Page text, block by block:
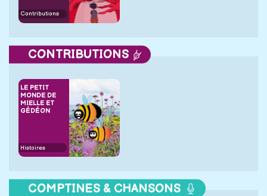
Contributions
CONTRIBUTIONS
LE PETIT
MONDE DE
MIELLE ET
GÉDÉON
Histoires
COMPTINES & CHANSONS